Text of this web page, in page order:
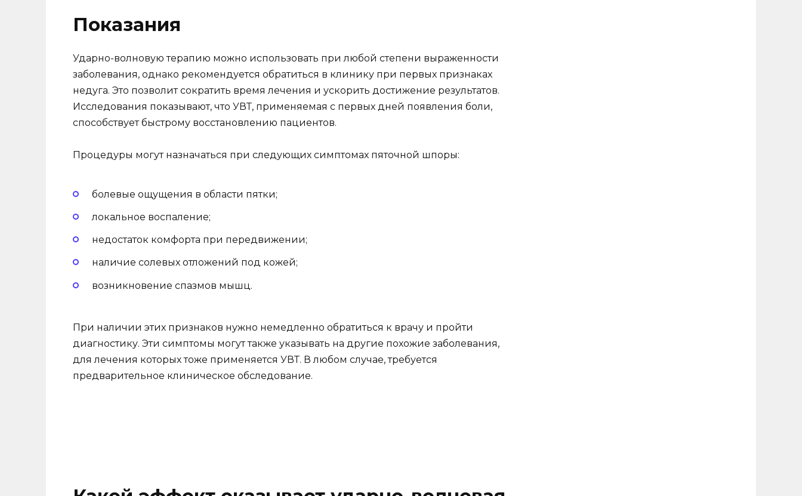
Показания
Ударно-волновую терапию можно использовать при любой степени выраженности
заболевания, однако рекомендуется обратиться в клинику при первых признаках
недуга. Это позволит сократить время лечения и ускорить достижение результатов.
Исследования показывают, что УВТ, применяемая с первых дней появления боли,
способствует быстрому восстановлению пациентов.
Процедуры могут назначаться при следующих симптомах пяточной шпоры:
болевые ощущения в области пятки;
локальное воспаление;
недостаток комфорта при передвижении;
наличие солевых отложений под кожей;
возникновение спазмов мышц.
При наличии этих признаков нужно немедленно обратиться к врачу и пройти
диагностику. Эти симптомы могут также указывать на другие похожие заболевания,
для лечения которых тоже применяется УВТ. В любом случае, требуется
предварительное клиническое обследование.